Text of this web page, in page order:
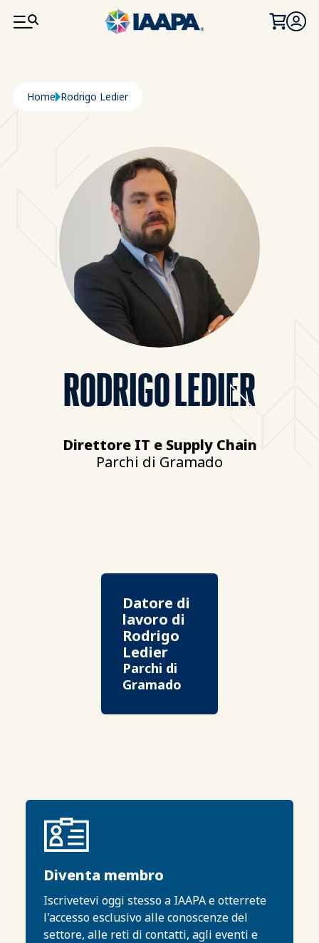
SALTA AL CONTENUTO PRINCIPALE
Briciole di pane
Home Rodrigo Ledier
RODRIGO LEDIER
Direttore IT e Supply Chain
Parchi di Gramado
Datore di
lavoro di
Rodrigo
Ledier
Parchi di
Gramado
Diventa membro
Iscrivetevi oggi stesso a IAAPA e otterrete
l'accesso esclusivo alle conoscenze del
settore, alle reti di contatti, agli eventi e